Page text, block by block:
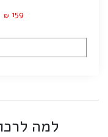
₪ 159
למה